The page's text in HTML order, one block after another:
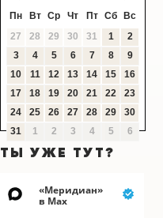
Пн Вт Ср Чт Пт Сб
Вс
27
28 29 30 31 1
2
3
4 5 6 7 8
9
10
11 12 13 14 15
16
17
18 19 20 21 22
23
24
25 26 27 28 29
30
31
1 2 3 4 5 6
ТЫ УЖЕ ТУТ?
«Меридиан»
в Мах